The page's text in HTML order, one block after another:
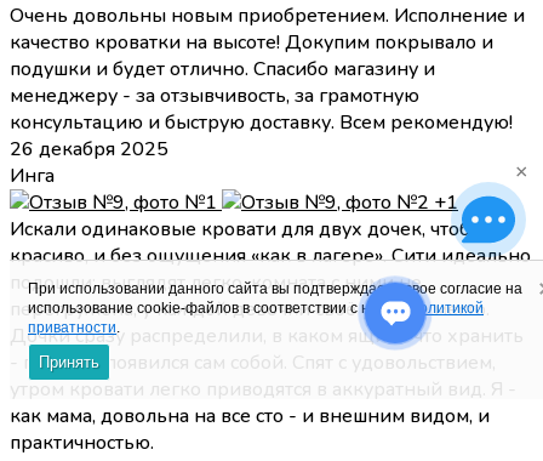
Очень довольны новым приобретением. Исполнение и
качество кроватки на высоте! Докупим покрывало и
подушки и будет отлично. Спасибо магазину и
менеджеру - за отзывчивость, за грамотную
консультацию и быструю доставку. Всем рекомендую!
26 декабря 2025
Инга
+1
Искали одинаковые кровати для двух дочек, чтобы и
красиво, и без ощущения «как в лагере». Сити идеально
подошли: выглядят легко, комната с ними не
перегружена, у каждой девочки своё уютное место.
Дочки сразу распределили, в каком ящике что хранить
- порядок появился сам собой. Спят с удовольствием,
утром кровати легко приводятся в аккуратный вид. Я -
как мама, довольна на все сто - и внешним видом, и
практичностью.
При использовании данного сайта вы подтверждаете свое согласие на
использование cookie-файлов в соответствии с нашей политикой
приватности.
Принять
×